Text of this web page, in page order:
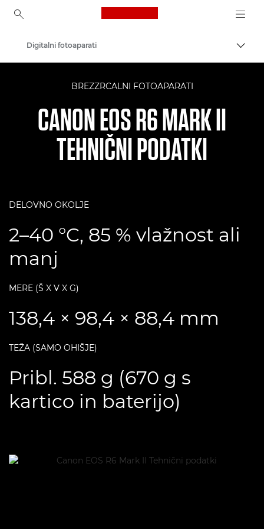
Canon Logo, back to
Digitalni fotoaparati
BREZZRCALNI FOTOAPARATI
CANON EOS R6 MARK II
TEHNIČNI PODATKI
DELOVNO OKOLJE
2–40 °C, 85 % vlažnost ali
manj
MERE (Š X V X G)
138,4 × 98,4 × 88,4 mm
TEŽA (SAMO OHIŠJE)
Pribl. 588 g (670 g s
kartico in baterijo)